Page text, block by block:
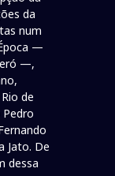
da
num
—
—,
de
Jato. De
dessa